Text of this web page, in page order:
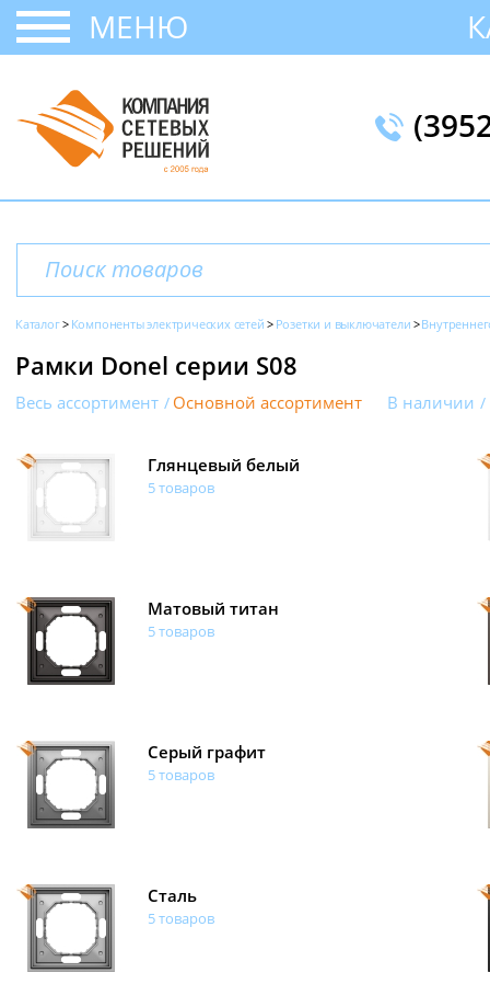
МЕНЮ
Каталог Компоненты электрических сетей Розетки и выключатели
Рамки Donel серии S08
Весь ассортимент Основной ассортимент В наличии
Глянцевый белый
5 товаров
Матовый титан
5 товаров
Серый графит
5 товаров
Сталь
5 товаров